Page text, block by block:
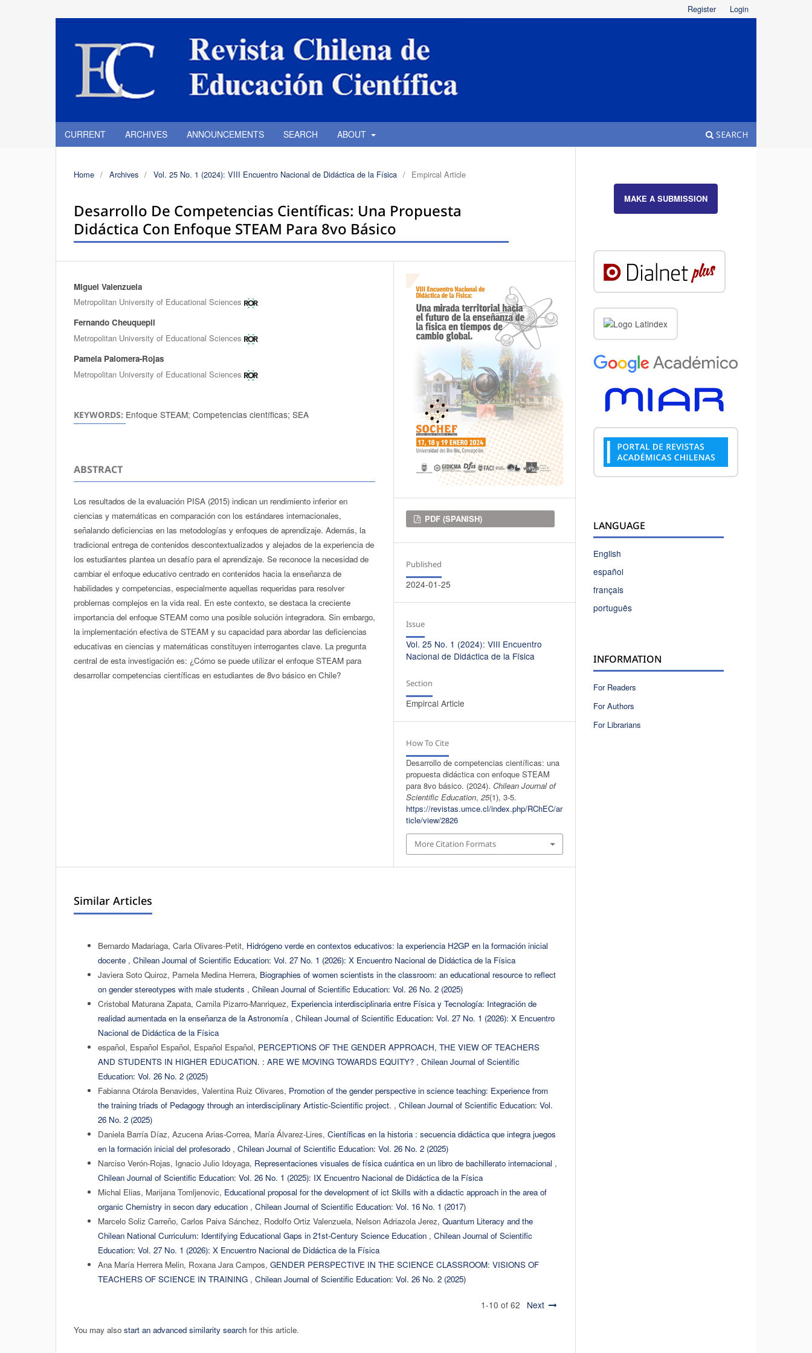
CURRENT ARCHIVES ANNOUNCEMENTS SEARCH ABOUT SEARCH
Register Login
Home / Archives / Vol. 25 No. 1 (2024): VIII Encuentro Nacional de Didáctica de la Física / Empircal Article
Desarrollo De Competencias Científicas: Una Propuesta
Didáctica Con Enfoque STEAM Para 8vo Básico
Authors
Miguel Valenzuela
Metropolitan University of Educational Sciences
Fernando Cheuquepil
Metropolitan University of Educational Sciences
Pamela Palomera-Rojas
Metropolitan University of Educational Sciences
KEYWORDS: Enfoque STEAM; Competencias científicas; SEA
ABSTRACT
Los resultados de la evaluación PISA (2015) indican un rendimiento inferior en
ciencias y matemáticas en comparación con los estándares internacionales,
señalando deficiencias en las metodologías y enfoques de aprendizaje. Además, la
tradicional entrega de contenidos descontextualizados y alejados de la experiencia de
los estudiantes plantea un desafío para el aprendizaje. Se reconoce la necesidad de
cambiar el enfoque educativo centrado en contenidos hacia la enseñanza de
habilidades y competencias, especialmente aquellas requeridas para resolver
problemas complejos en la vida real. En este contexto, se destaca la creciente
importancia del enfoque STEAM como una posible solución integradora. Sin embargo,
la implementación efectiva de STEAM y su capacidad para abordar las deficiencias
educativas en ciencias y matemáticas constituyen interrogantes clave. La pregunta
central de esta investigación es: ¿Cómo se puede utilizar el enfoque STEAM para
desarrollar competencias científicas en estudiantes de 8vo básico en Chile?
Downloads
PDF (SPANISH)
Published
2024-01-25
Issue
Vol. 25 No. 1 (2024): VIII Encuentro
Nacional de Didáctica de la Física
Section
Empircal Article
How To Cite
Desarrollo de competencias científicas: una
propuesta didáctica con enfoque STEAM
para 8vo básico. (2024).Chilean Journal of
Scientific Education,25(1), 3-5.
https://revistas.umce.cl/index.php/RChEC/ar
ticle/view/2826
More Citation Formats
Similar Articles
Bernardo Madariaga, Carla Olivares-Petit, Hidrógeno verde en contextos educativos: la experiencia H2GP en la formación inicial
docente , Chilean Journal of Scientific Education: Vol. 27 No. 1 (2026): X Encuentro Nacional de Didáctica de la Física
Javiera Soto Quiroz, Pamela Medina Herrera, Biographies of women scientists in the classroom: an educational resource to reflect
on gender stereotypes with male students , Chilean Journal of Scientific Education: Vol. 26 No. 2 (2025)
Cristobal Maturana Zapata, Camila Pizarro-Manriquez, Experiencia interdisciplinaria entre Física y Tecnología: Integración de
realidad aumentada en la enseñanza de la Astronomía , Chilean Journal of Scientific Education: Vol. 27 No. 1 (2026): X Encuentro
Nacional de Didáctica de la Física
español, Español Español, Español Español, PERCEPTIONS OF THE GENDER APPROACH, THE VIEW OF TEACHERS
AND STUDENTS IN HIGHER EDUCATION. : ARE WE MOVING TOWARDS EQUITY? , Chilean Journal of Scientific
Education: Vol. 26 No. 2 (2025)
Fabianna Otárola Benavides, Valentina Ruiz Olivares, Promotion of the gender perspective in science teaching: Experience from
the training triads of Pedagogy through an interdisciplinary Artistic-Scientific project. , Chilean Journal of Scientific Education: Vol.
26 No. 2 (2025)
Daniela Barría Díaz, Azucena Arias-Correa, María Álvarez-Lires, Científicas en la historia : secuencia didáctica que integra juegos
en la formación inicial del profesorado , Chilean Journal of Scientific Education: Vol. 26 No. 2 (2025)
Narciso Verón-Rojas, Ignacio Julio Idoyaga, Representaciones visuales de física cuántica en un libro de bachillerato internacional ,
Chilean Journal of Scientific Education: Vol. 26 No. 1 (2025): IX Encuentro Nacional de Didáctica de la Física
Michal Elias, Marijana Tomljenovic, Educational proposal for the development of ict Skills with a didactic approach in the area of
organic Chemistry in secon dary education , Chilean Journal of Scientific Education: Vol. 16 No. 1 (2017)
Marcelo Soliz Carreño, Carlos Paiva Sánchez, Rodolfo Ortiz Valenzuela, Nelson Adriazola Jerez, Quantum Literacy and the
Chilean National Curriculum: Identifying Educational Gaps in 21st-Century Science Education , Chilean Journal of Scientific
Education: Vol. 27 No. 1 (2026): X Encuentro Nacional de Didáctica de la Física
Ana María Herrera Melin, Roxana Jara Campos, GENDER PERSPECTIVE IN THE SCIENCE CLASSROOM: VISIONS OF
TEACHERS OF SCIENCE IN TRAINING , Chilean Journal of Scientific Education: Vol. 26 No. 2 (2025)
1-10 of 62 Next
You may also start an advanced similarity search for this article.
MAKE A SUBMISSION
LANGUAGE
English
español
français
português
INFORMATION
For Readers
For Authors
For Librarians